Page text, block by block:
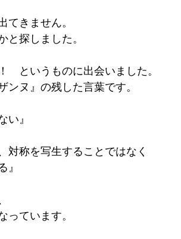
きません。
探しました。
というものに出会いました。
ヌ』の残した言葉です。
い』
対称を写生することではなく
ています。